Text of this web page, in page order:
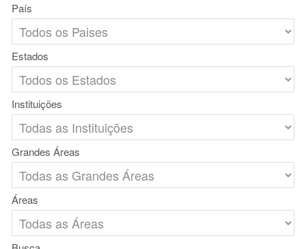
País
Estados
Instituições
Grandes Áreas
Áreas